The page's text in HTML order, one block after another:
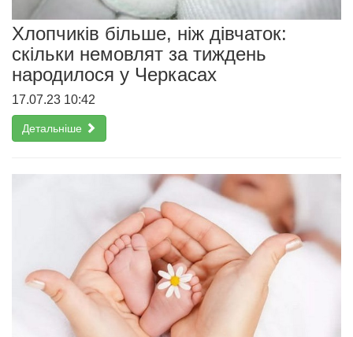
Хлопчиків більше, ніж дівчаток:
скільки немовлят за тиждень
народилося у Черкасах
17.07.23 10:42
Детальніше